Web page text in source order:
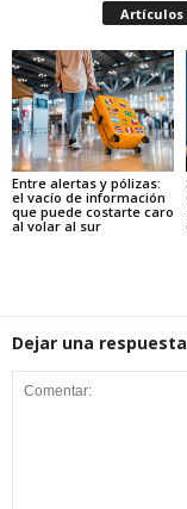
Artículos
Entre alertas y pólizas:
el vacío de información
que puede costarte caro
al volar al sur
Dejar una respuesta